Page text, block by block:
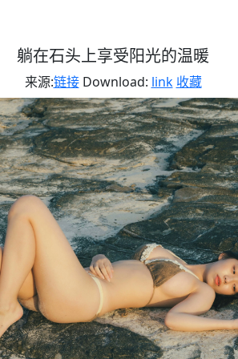
躺在石头上享受阳光的温暖
来源:链接Download: link 收藏